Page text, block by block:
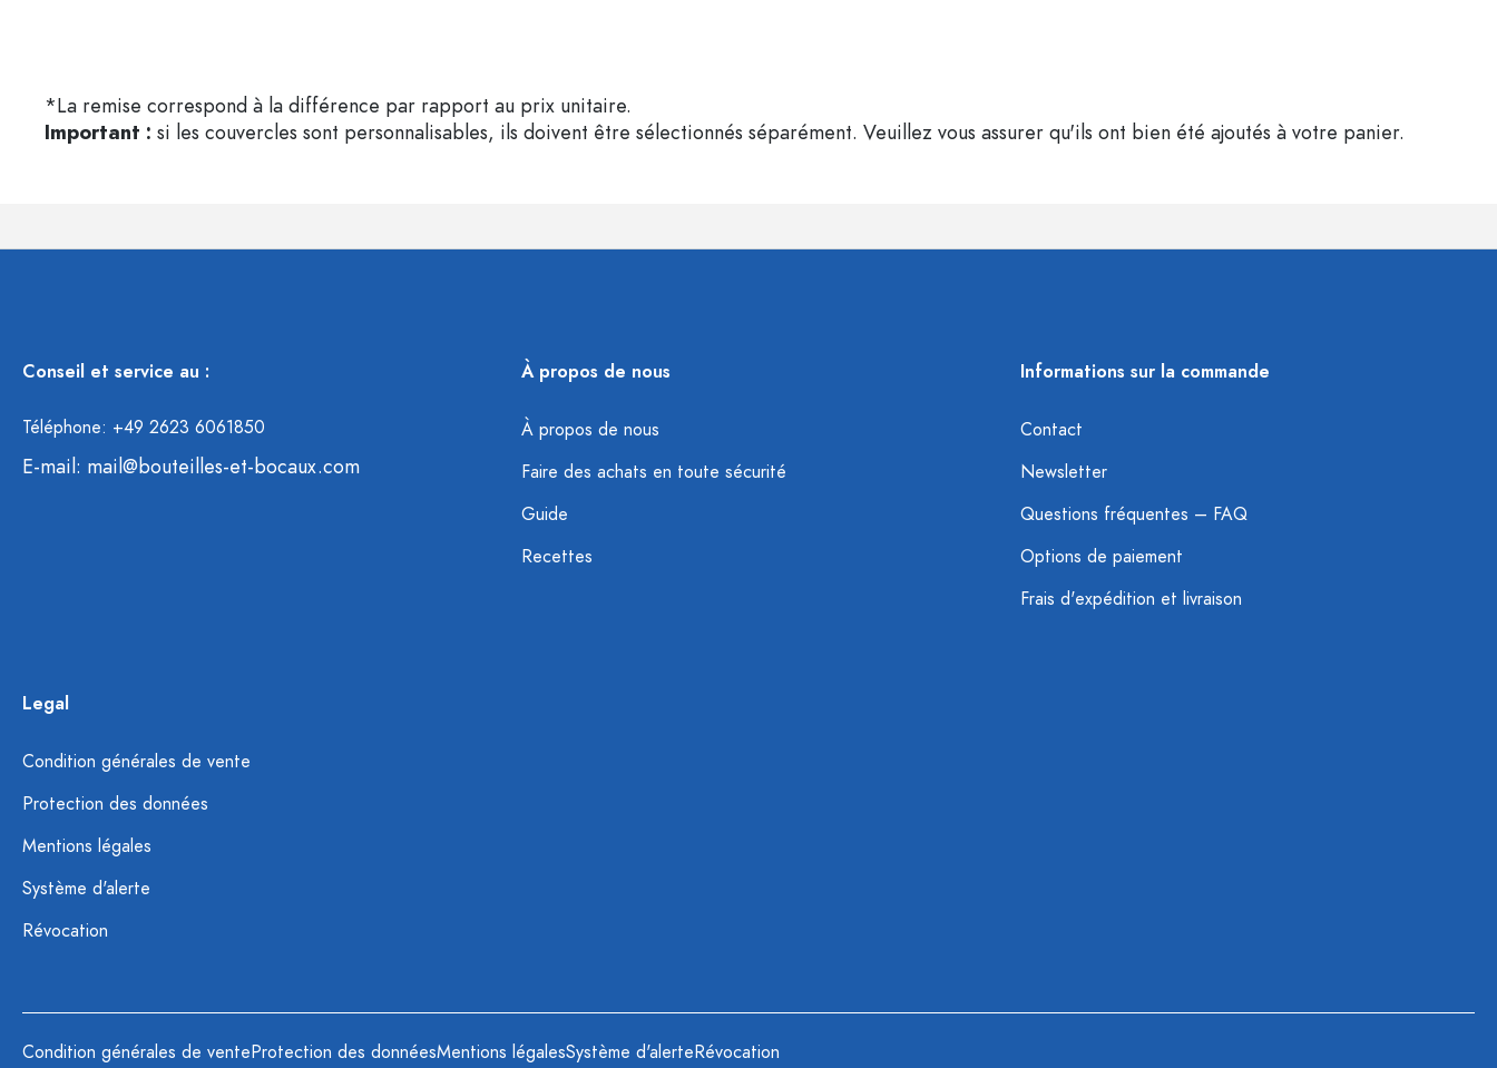
*La remise correspond à la différence par rapport au prix unitaire.
Important : si les couvercles sont personnalisables, ils doivent être sélectionnés séparément. Veuillez vous assurer qu'ils ont bien été ajoutés à votre panier.
Conseil et service au :
Téléphone: +49 2623 6061850
E-mail: mail@bouteilles-et-bocaux.com
À propos de nous
À propos de nous
Faire des achats en toute sécurité
Guide
Recettes
Informations sur la commande
Contact
Newsletter
Questions fréquentes – FAQ
Options de paiement
Frais d'expédition et livraison
Legal
Condition générales de vente
Protection des données
Mentions légales
Système d'alerte
Révocation
Condition générales de venteProtection des donnéesMentions légalesSystème d'alerteRévocation